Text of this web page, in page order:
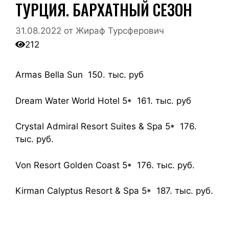
ТУРЦИЯ. БАРХАТНЫЙ СЕЗОН
31.08.2022 от Жираф Турсферович
212
Armas Bella Sun 150. тыс. руб
Dream Water World Hotel 5* 161. тыс. руб
Crystal Admiral Resort Suites & Spa 5* 176.
тыс. руб.
Von Resort Golden Coast 5* 176. тыс. руб.
Kirman Calyptus Resort & Spa 5* 187. тыс. руб.